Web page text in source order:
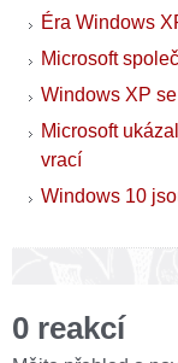
Éra Windows
Microsoft
Windows XP
Microsoft
vrací
Windows 10
0 reakcí